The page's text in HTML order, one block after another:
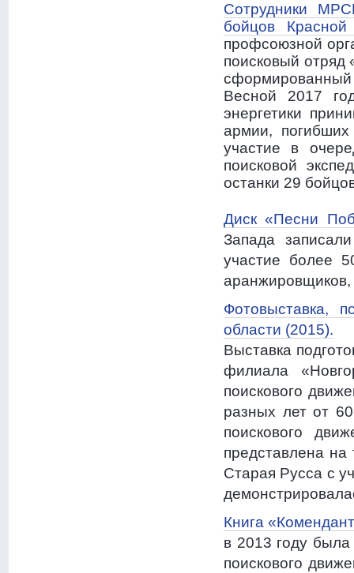
Сотрудники
бойцов
профсоюзной
поисковый отряд
Весной 2017
энергетики
армии,
участие в
поисковой
останки 29
Диск «Песни
Запада
участие более
аранжировщиков,
Фотовыставка,
области (2015).
Выставка
филиала
поискового
разных лет от
поискового
представлена
Старая Русса с
Книга
в 2013 году
поискового